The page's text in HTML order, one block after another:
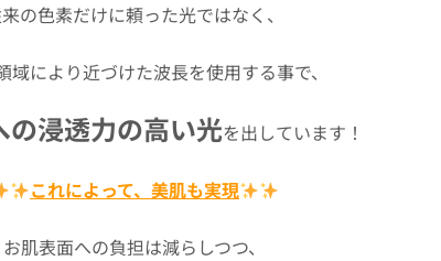
の色素だけに頼った光ではなく、
域により近づけた波長を使用する事で、
の浸透力の高い光を出しています！
これによって、美肌も実現
お肌表面への負担は減らしつつ、